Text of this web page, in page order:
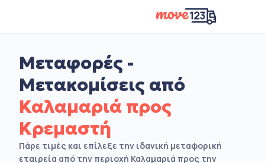
Μεταφορές -
Μετακομίσεις από
Καλαμαριά προς
Κρεμαστή
Πάρε τιμές και επίλεξε την ιδανική μεταφορική
εταιρεία από την περιοχή Καλαμαριά προς την